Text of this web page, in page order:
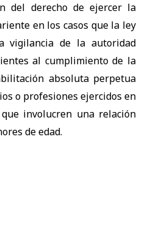
del derecho de ejercer la
en los casos que la ley
vigilancia de la autoridad
al cumplimiento de la
absoluta perpetua
o profesiones ejercidos en
involucren una relación
de edad.